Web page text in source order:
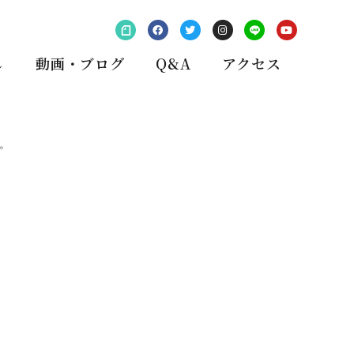
動画・ブログ Q&A アクセス